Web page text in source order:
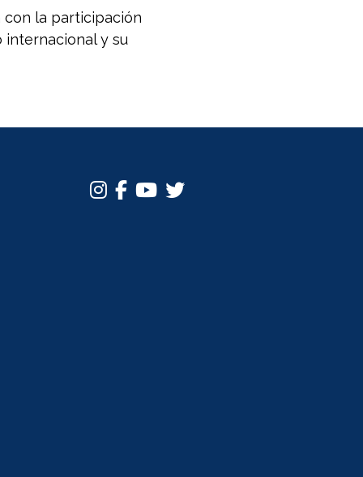
con la participación
internacional y su